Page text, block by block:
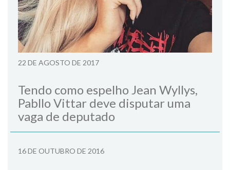
22 DE AGOSTO DE 2017
Tendo como espelho Jean Wyllys,
Pabllo Vittar deve disputar uma
vaga de deputado
16 DE OUTUBRO DE 2016